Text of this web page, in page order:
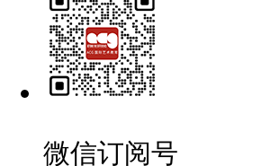
微信订阅号